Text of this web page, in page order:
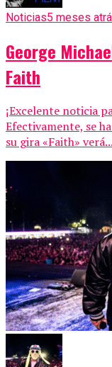
Noticias5 meses
George
Faith
¡Excelente noticia
Efectivamente, se
su gira «Faith» verá...